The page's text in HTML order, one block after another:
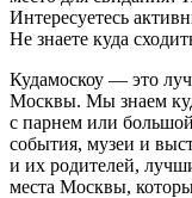
Интересуетесь
Не знаете куда
Кудамоскоу — это
Москвы. Мы знаем
с парнем или
события, музеи и
и их родителей,
места Москвы,